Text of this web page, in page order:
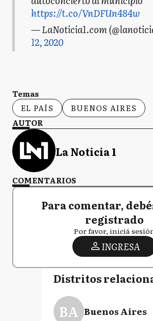
https://t.co/VnDFUn484w
— LaNoticia1.com
12, 2020
Temas
EL PAÍS
BUENOS AIRES
AUTOR
La Noticia 1
COMENTARIOS
Para comentar,
registrado
Por favor, iniciá
INGRESA
Distritos
BA Buenos Aires